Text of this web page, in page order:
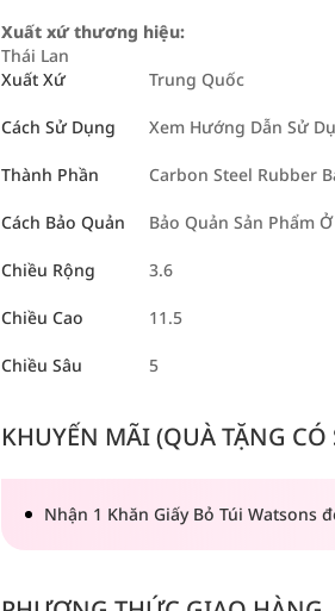
Xuất xứ thương hiệu:
Thái Lan
Xuất Xứ
Trung Quốc
Cách Sử Dụng Xem Hướng Dẫn Sử
Thành Phần Carbon Steel Rubber
Cách Bảo Quản Bảo Quản Sản Phẩm
Chiều Rộng 3.6
Chiều Cao 11.5
Chiều Sâu 5
KHUYẾN MÃI (QUÀ TẶNG
Nhận 1 Khăn Giấy Bỏ Túi Watsons